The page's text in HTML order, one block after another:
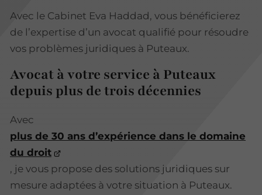
Avec le Cabinet Eva Haddad, vous bénéficierez
de l’expertise d’un avocat qualifié pour résoudre
vos problèmes juridiques à Puteaux.
Avocat à votre service à Puteaux
depuis plus de trois décennies
Avec
plus de 30 ans d’expérience dans le domaine
du droit
, je vous propose des solutions juridiques sur
mesure adaptées à votre situation à Puteaux.